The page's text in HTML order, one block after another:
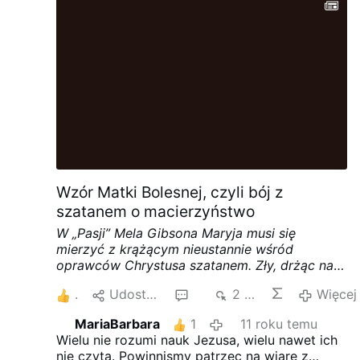
roku, w wyniku której śmierć poniosło ponad
Wzór Matki Bolesnej, czyli bój z
szatanem o macierzyństwo
W „Pasji” Mela Gibsona Maryja musi się
mierzyć z krążącym nieustannie wśród
oprawców Chrystusa szatanem. Zły, drżąc na
– zabić nadzieję, iż cierpienie Boga za ludzkie
walki z Matką Bożą stało się macierzyństwo,
którego Ona jest nieskazitelnym wzorem. Pan
2 Udostępnij 2 tys.
Więcej
MariaBarbara
1
11 roku temu
Wielu nie rozumi nauk Jezusa, wielu nawet ich
nie czyta. Powinnismy patrzec na wiare z